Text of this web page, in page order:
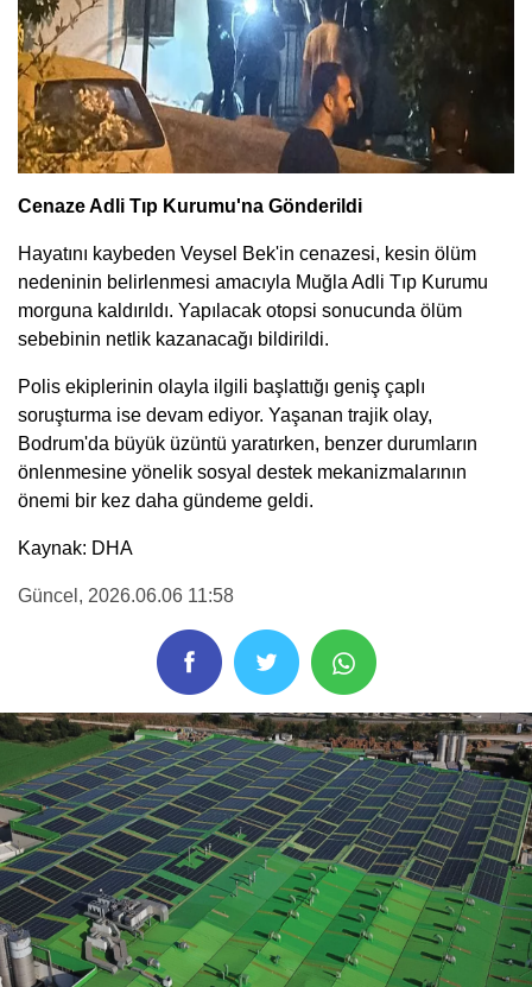
Cenaze Adli Tıp Kurumu'na Gönderildi
Hayatını kaybeden Veysel Bek'in cenazesi, kesin ölüm
nedeninin belirlenmesi amacıyla Muğla Adli Tıp Kurumu
morguna kaldırıldı. Yapılacak otopsi sonucunda ölüm
sebebinin netlik kazanacağı bildirildi.
Polis ekiplerinin olayla ilgili başlattığı geniş çaplı
soruşturma ise devam ediyor. Yaşanan trajik olay,
Bodrum'da büyük üzüntü yaratırken, benzer durumların
önlenmesine yönelik sosyal destek mekanizmalarının
önemi bir kez daha gündeme geldi.
Kaynak: DHA
Güncel , 2026.06.06 11:58